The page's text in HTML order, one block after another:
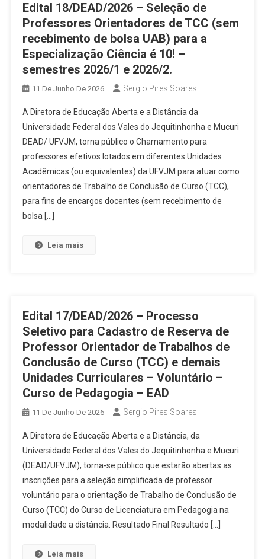
Edital 18/DEAD/2026 – Seleção de
Professores Orientadores de TCC (sem
recebimento de bolsa UAB) para a
Especialização Ciência é 10! –
semestres 2026/1 e 2026/2.
11 De Junho De 2026 Sergio Pires Soares
A Diretora de Educação Aberta e a Distância da
Universidade Federal dos Vales do Jequitinhonha e Mucuri
DEAD/ UFVJM, torna público o Chamamento para
professores efetivos lotados em diferentes Unidades
Acadêmicas (ou equivalentes) da UFVJM para atuar como
orientadores de Trabalho de Conclusão de Curso (TCC),
para fins de encargos docentes (sem recebimento de
bolsa […]
Leia mais
Edital 17/DEAD/2026 – Processo
Seletivo para Cadastro de Reserva de
Professor Orientador de Trabalhos de
Conclusão de Curso (TCC) e demais
Unidades Curriculares – Voluntário –
Curso de Pedagogia – EAD
11 De Junho De 2026 Sergio Pires Soares
A Diretora de Educação Aberta e a Distância, da
Universidade Federal dos Vales do Jequitinhonha e Mucuri
(DEAD/UFVJM), torna-se público que estarão abertas as
inscrições para a seleção simplificada de professor
voluntário para o orientação de Trabalho de Conclusão de
Curso (TCC) do Curso de Licenciatura em Pedagogia na
modalidade a distância. Resultado Final Resultado […]
Leia mais